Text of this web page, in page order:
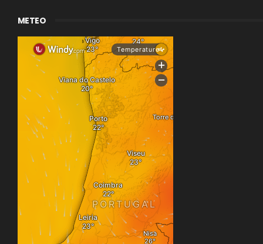
METEO